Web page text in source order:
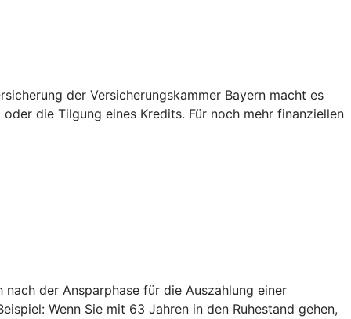
der Versicherungskammer Bayern macht es
die Tilgung eines Kredits. Für noch mehr finanziellen
der Ansparphase für die Auszahlung einer
Wenn Sie mit 63 Jahren in den Ruhestand gehen,